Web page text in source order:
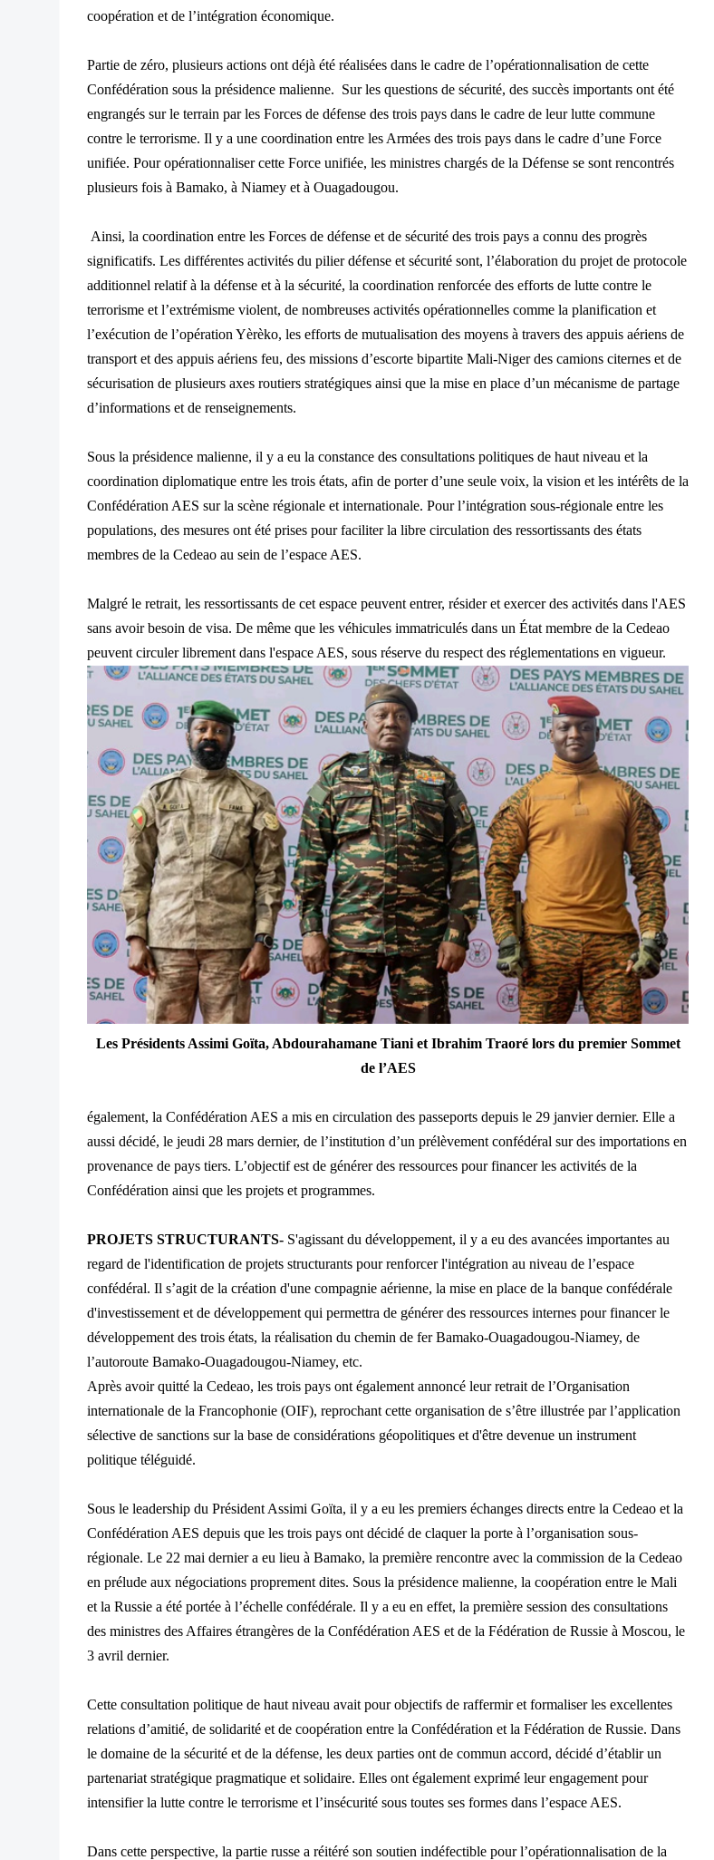
coopération et de l’intégration économique.
Partie de zéro, plusieurs actions ont déjà été réalisées dans le cadre de l’opérationnalisation de cette
Confédération sous la présidence malienne. Sur les questions de sécurité, des succès importants ont été
engrangés sur le terrain par les Forces de défense des trois pays dans le cadre de leur lutte commune
contre le terrorisme. Il y a une coordination entre les Armées des trois pays dans le cadre d’une Force
unifiée. Pour opérationnaliser cette Force unifiée, les ministres chargés de la Défense se sont rencontrés
plusieurs fois à Bamako, à Niamey et à Ouagadougou.
Ainsi, la coordination entre les Forces de défense et de sécurité des trois pays a connu des progrès
significatifs. Les différentes activités du pilier défense et sécurité sont, l’élaboration du projet de protocole
additionnel relatif à la défense et à la sécurité, la coordination renforcée des efforts de lutte contre le
terrorisme et l’extrémisme violent, de nombreuses activités opérationnelles comme la planification et
l’exécution de l’opération Yèrèko, les efforts de mutualisation des moyens à travers des appuis aériens de
transport et des appuis aériens feu, des missions d’escorte bipartite Mali-Niger des camions citernes et de
sécurisation de plusieurs axes routiers stratégiques ainsi que la mise en place d’un mécanisme de partage
d’informations et de renseignements.
Sous la présidence malienne, il y a eu la constance des consultations politiques de haut niveau et la
coordination diplomatique entre les trois états, afin de porter d’une seule voix, la vision et les intérêts de la
Confédération AES sur la scène régionale et internationale. Pour l’intégration sous-régionale entre les
populations, des mesures ont été prises pour faciliter la libre circulation des ressortissants des états
membres de la Cedeao au sein de l’espace AES.
Malgré le retrait, les ressortissants de cet espace peuvent entrer, résider et exercer des activités dans l'AES
sans avoir besoin de visa. De même que les véhicules immatriculés dans un État membre de la Cedeao
peuvent circuler librement dans l'espace AES, sous réserve du respect des réglementations en vigueur.
Les Présidents Assimi Goïta, Abdourahamane Tiani et Ibrahim Traoré lors du premier Sommet
de l’AES
également, la Confédération AES a mis en circulation des passeports depuis le 29 janvier dernier. Elle a
aussi décidé, le jeudi 28 mars dernier, de l’institution d’un prélèvement confédéral sur des importations en
provenance de pays tiers. L’objectif est de générer des ressources pour financer les activités de la
Confédération ainsi que les projets et programmes.
PROJETS STRUCTURANTS- S'agissant du développement, il y a eu des avancées importantes au
regard de l'identification de projets structurants pour renforcer l'intégration au niveau de l’espace
confédéral. Il s’agit de la création d'une compagnie aérienne, la mise en place de la banque confédérale
d'investissement et de développement qui permettra de générer des ressources internes pour financer le
développement des trois états, la réalisation du chemin de fer Bamako-Ouagadougou-Niamey, de
l’autoroute Bamako-Ouagadougou-Niamey, etc.
Après avoir quitté la Cedeao, les trois pays ont également annoncé leur retrait de l’Organisation
internationale de la Francophonie (OIF), reprochant cette organisation de s’être illustrée par l’application
sélective de sanctions sur la base de considérations géopolitiques et d'être devenue un instrument
politique téléguidé.
Sous le leadership du Président Assimi Goïta, il y a eu les premiers échanges directs entre la Cedeao et la
Confédération AES depuis que les trois pays ont décidé de claquer la porte à l’organisation sous-
régionale. Le 22 mai dernier a eu lieu à Bamako, la première rencontre avec la commission de la Cedeao
en prélude aux négociations proprement dites. Sous la présidence malienne, la coopération entre le Mali
et la Russie a été portée à l’échelle confédérale. Il y a eu en effet, la première session des consultations
des ministres des Affaires étrangères de la Confédération AES et de la Fédération de Russie à Moscou, le
3 avril dernier.
Cette consultation politique de haut niveau avait pour objectifs de raffermir et formaliser les excellentes
relations d’amitié, de solidarité et de coopération entre la Confédération et la Fédération de Russie. Dans
le domaine de la sécurité et de la défense, les deux parties ont de commun accord, décidé d’établir un
partenariat stratégique pragmatique et solidaire. Elles ont également exprimé leur engagement pour
intensifier la lutte contre le terrorisme et l’insécurité sous toutes ses formes dans l’espace AES.
Dans cette perspective, la partie russe a réitéré son soutien indéfectible pour l’opérationnalisation de la